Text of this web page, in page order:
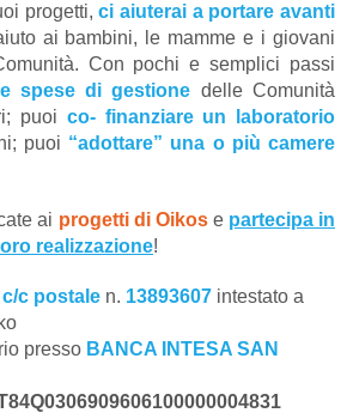
progetti,ci aiuterai a portare avanti
ai bambini, le mamme e i giovani
Con pochi e semplici passi
spese di gestione delle Comunità
puoi co- finanziare un laboratorio
puoi “adottare” una o più camere
ai progetti di Oikose partecipa in
realizzazione!
c/c postale n. 13893607 intestato a
presso BANCA INTESA SAN